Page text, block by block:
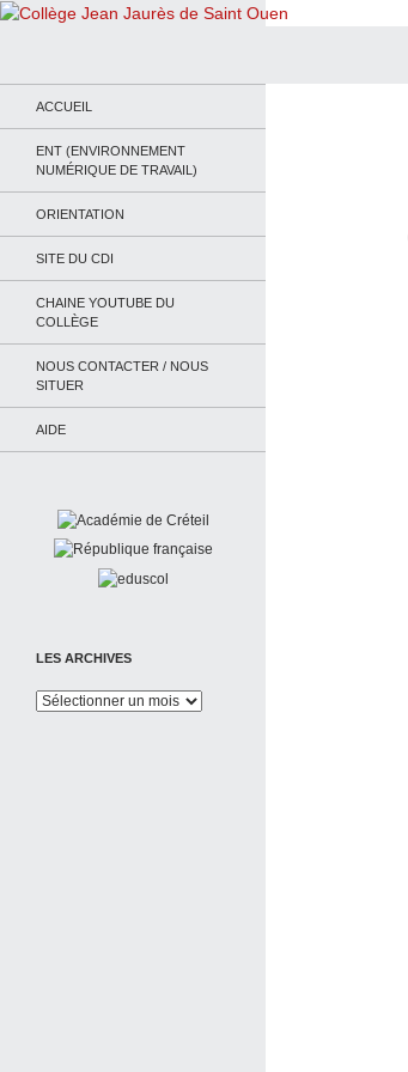
ACCUEIL
ENT (ENVIRONNEMENT
NUMÉRIQUE DE TRAVAIL)
ORIENTATION
SITE DU CDI
CHAINE YOUTUBE DU
COLLÈGE
NOUS CONTACTER / NOUS
SITUER
AIDE
LES ARCHIVES
Les